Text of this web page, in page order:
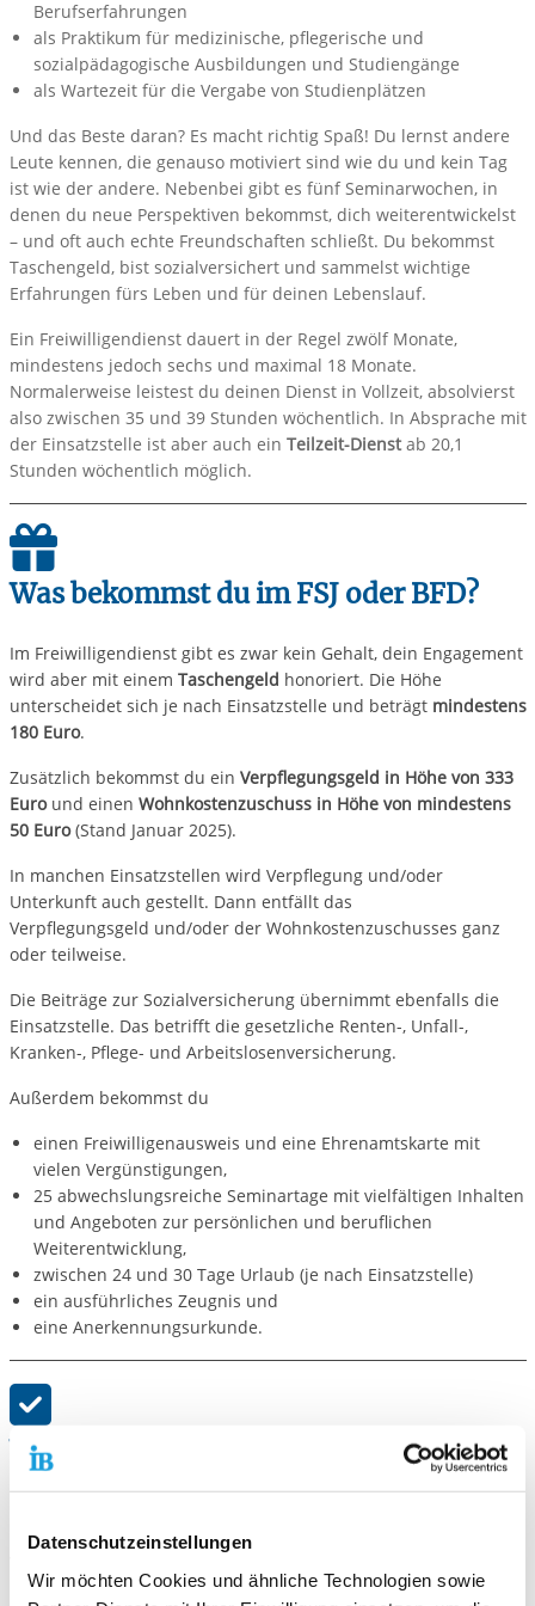
Datenschutzeinstellungen
Wir möchten Cookies und ähnliche Technologien sowie
Berufserfahrungen
als Praktikum für medizinische, pflegerische und
sozialpädagogische Ausbildungen und Studiengänge
als Wartezeit für die Vergabe von Studienplätzen
Und das Beste daran? Es macht richtig Spaß! Du lernst andere
Leute kennen, die genauso motiviert sind wie du und kein Tag
ist wie der andere. Nebenbei gibt es fünf Seminarwochen, in
denen du neue Perspektiven bekommst, dich weiterentwickelst
– und oft auch echte Freundschaften schließt. Du bekommst
Taschengeld, bist sozialversichert und sammelst wichtige
Erfahrungen fürs Leben und für deinen Lebenslauf.
Ein Freiwilligendienst dauert in der Regel zwölf Monate,
mindestens jedoch sechs und maximal 18 Monate.
Normalerweise leistest du deinen Dienst in Vollzeit, absolvierst
also zwischen 35 und 39 Stunden wöchentlich. In Absprache mit
der Einsatzstelle ist aber auch ein Teilzeit-Dienstab 20,1
Stunden wöchentlich möglich.
Was bekommst du im FSJ oder BFD?
Im Freiwilligendienst gibt es zwar kein Gehalt, dein Engagement
wird aber mit einem Taschengeld honoriert. Die Höhe
unterscheidet sich je nach Einsatzstelle und beträgt mindestens
180 Euro.
Zusätzlich bekommst du ein Verpflegungsgeld in Höhe von 333
Euround einen Wohnkostenzuschuss in Höhe von mindestens
50 Euro(Stand Januar 2025).
In manchen Einsatzstellen wird Verpflegung und/oder
Unterkunft auch gestellt. Dann entfällt das
Verpflegungsgeld und/oder der Wohnkostenzuschusses ganz
oder teilweise.
Die Beiträge zur Sozialversicherung übernimmt ebenfalls die
Einsatzstelle. Das betrifft die gesetzliche Renten-, Unfall-,
Kranken-, Pflege- und Arbeitslosenversicherung.
Außerdem bekommst du
einen Freiwilligenausweis und eine Ehrenamtskarte mit
vielen Vergünstigungen,
25 abwechslungsreiche Seminartage mit vielfältigen Inhalten
und Angeboten zur persönlichen und beruflichen
Weiterentwicklung,
zwischen 24 und 30 Tage Urlaub (je nach Einsatzstelle)
ein ausführliches Zeugnis und
eine Anerkennungsurkunde.
Voraussetzungen für Deine Bewerbung
Bundesfreiwilligendienst machen zu können, gibt es nur wenige